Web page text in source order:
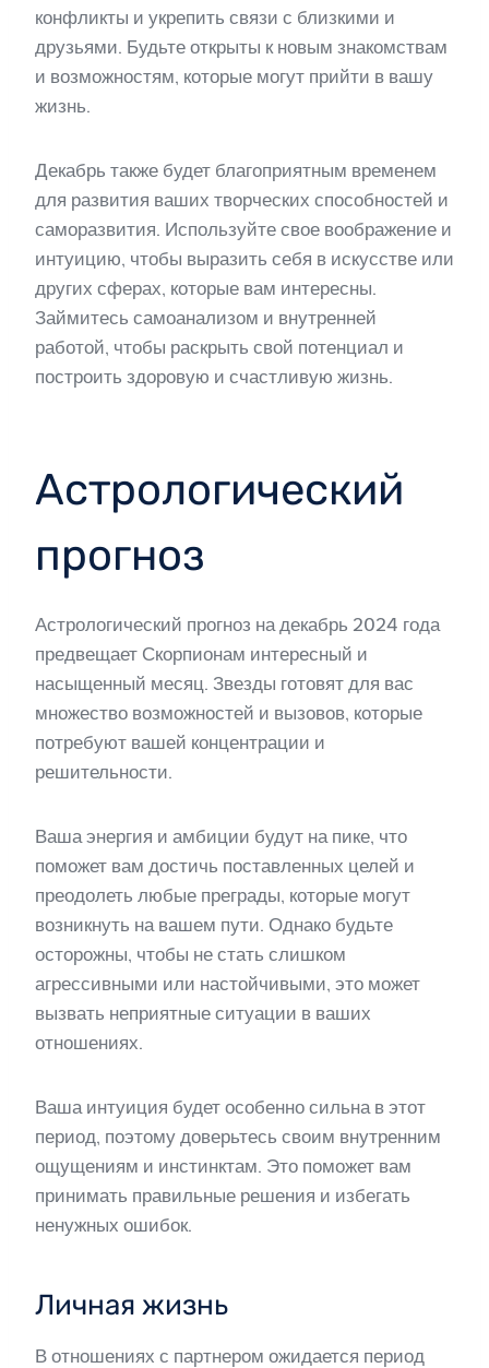
конфликты и укрепить связи с близкими и
друзьями. Будьте открыты к новым знакомствам
и возможностям, которые могут прийти в вашу
жизнь.
Декабрь также будет благоприятным временем
для развития ваших творческих способностей и
саморазвития. Используйте свое воображение и
интуицию, чтобы выразить себя в искусстве или
других сферах, которые вам интересны.
Займитесь самоанализом и внутренней
работой, чтобы раскрыть свой потенциал и
построить здоровую и счастливую жизнь.
Астрологический
прогноз
Астрологический прогноз на декабрь 2024 года
предвещает Скорпионам интересный и
насыщенный месяц. Звезды готовят для вас
множество возможностей и вызовов, которые
потребуют вашей концентрации и
решительности.
Ваша энергия и амбиции будут на пике, что
поможет вам достичь поставленных целей и
преодолеть любые преграды, которые могут
возникнуть на вашем пути. Однако будьте
осторожны, чтобы не стать слишком
агрессивными или настойчивыми, это может
вызвать неприятные ситуации в ваших
отношениях.
Ваша интуиция будет особенно сильна в этот
период, поэтому доверьтесь своим внутренним
ощущениям и инстинктам. Это поможет вам
принимать правильные решения и избегать
ненужных ошибок.
Личная жизнь
В отношениях с партнером ожидается период